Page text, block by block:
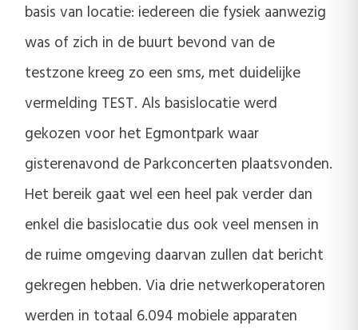
basis van locatie: iedereen die fysiek aanwezig
was of zich in de buurt bevond van de
testzone kreeg zo een sms, met duidelijke
vermelding TEST. Als basislocatie werd
gekozen voor het Egmontpark waar
gisterenavond de Parkconcerten plaatsvonden.
Het bereik gaat wel een heel pak verder dan
enkel die basislocatie dus ook veel mensen in
de ruime omgeving daarvan zullen dat bericht
gekregen hebben. Via drie netwerkoperatoren
werden in totaal 6.094 mobiele apparaten